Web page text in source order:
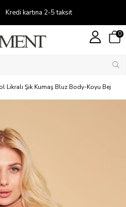
2-5 taksit
0
Likralı Şık Kumaş Bluz Body-Koyu Bej